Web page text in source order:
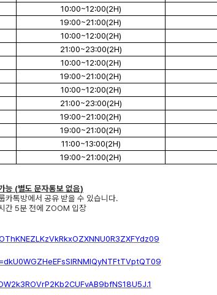
10:00~12:00(2H)
19:00~21:00(2H)
10:00~12:00(2H)
21:00~23:00(2H)
10:00~12:00(2H)
19:00~21:00(2H)
10:00~12:00(2H)
21:00~23:00(2H)
19:00~21:00(2H)
19:00~21:00(2H)
11:00~13:00(2H)
19:00~21:00(2H)
능 (별도 문자통보 없음)
카톡방에서 공유 받을 수 있습니다.
간5분 전에 ZOOM 입장